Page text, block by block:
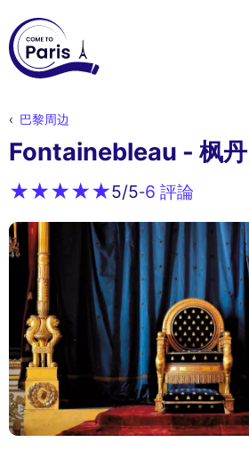
巴黎周边
Fontainebleau - 枫
5/5-6 評論